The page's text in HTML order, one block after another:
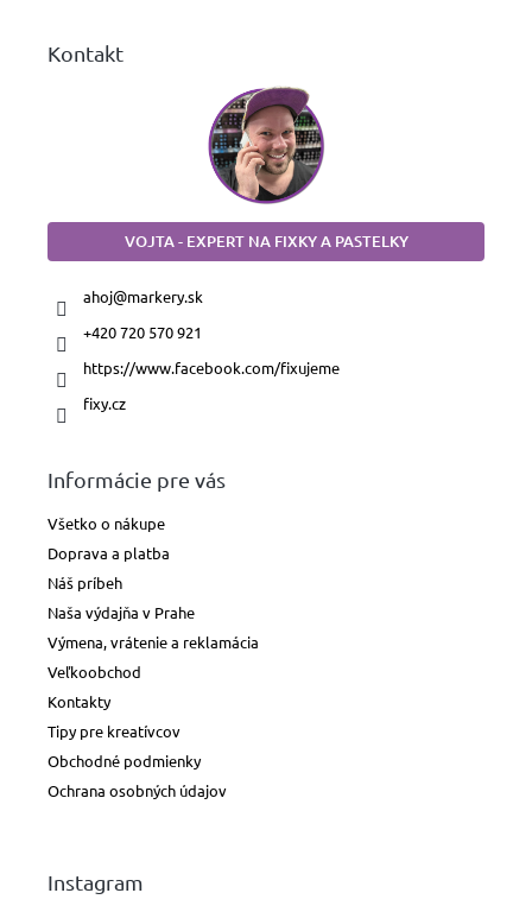
Kontakt
VOJTA - EXPERT NA FIXKY A PASTELKY
ahoj@markery.sk
+420 720 570 921
https://www.facebook.com/fixujeme
fixy.cz
Informácie pre vás
Všetko o nákupe
Doprava a platba
Náš príbeh
Naša výdajňa v Prahe
Výmena, vrátenie a reklamácia
Veľkoobchod
Kontakty
Tipy pre kreatívcov
Obchodné podmienky
Ochrana osobných údajov
Instagram